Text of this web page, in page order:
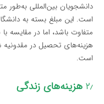
است. این مبلغ بسته به
متفاوت باشد، اما در مقایسه
هزینه‌های تحصیل در مقدونیه
است.
۲٫ هزینه‌های زندگی